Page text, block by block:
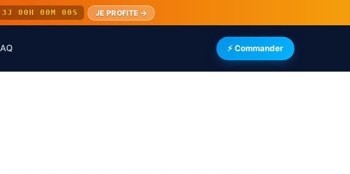
3J 00H 00M 00S JE PROFITE →
⚡ Commander